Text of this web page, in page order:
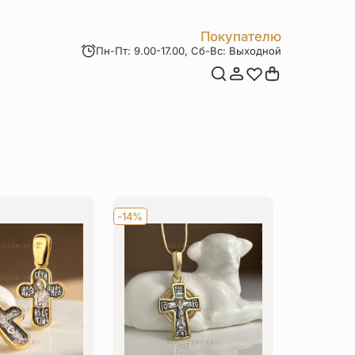
Покупателю
Пн-Пт: 9.00-17.00, Сб-Вс: Выходной
-14%